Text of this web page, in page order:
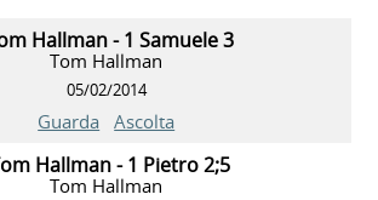
Hallman - 1 Samuele 3
Tom Hallman
05/02/2014
Guarda Ascolta
Hallman - 1 Pietro 2;5
Tom Hallman